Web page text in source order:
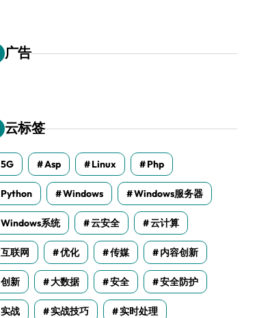
广告
云标签
5G Asp Linux Php
Python Windows Windows服务器
Windows系统 云安全 云计算
互联网 优化 传媒 内容创新
创新 大数据 安全 安全防护
实战 实战技巧 实时处理